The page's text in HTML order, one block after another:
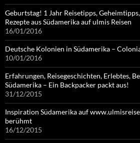
Geburtstag! 1 Jahr Reisetipps,
Rezepte aus Südamerika auf ulmis Reisen
16/01/2016
Deutsche Kolonien in Südamerika –
10/01/2016
Erfahrungen, Reisegeschichten, Erlebtes,
Südamerika – Ein Backpacker packt aus!
31/12/2015
Inspiration Südamerika auf
berühmt
16/12/2015